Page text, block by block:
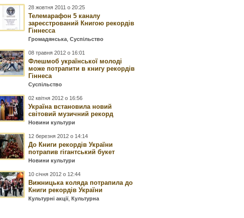
28 жовтня 2011 о 20:25
Телемарафон 5 каналу
зареєстрований Книгою рекордів
Гіннесса
Громадянська ,Суспільство
08 травня 2012 о 16:01
Флешмоб української молоді
може потрапити в книгу рекордів
Гіннеса
Суспільство
02 квітня 2012 о 16:56
Україна встановила новий
світовий музичний рекорд
Новини культури
12 березня 2012 о 14:14
До Книги рекордів України
потрапив гігантський букет
Новини культури
10 січня 2012 о 12:44
Вижницька коляда потрапила до
Книги рекордів України
Культурні акції,Культурна